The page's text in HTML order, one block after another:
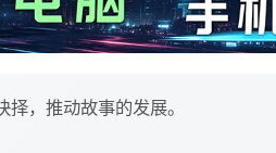
，推动故事的发展。